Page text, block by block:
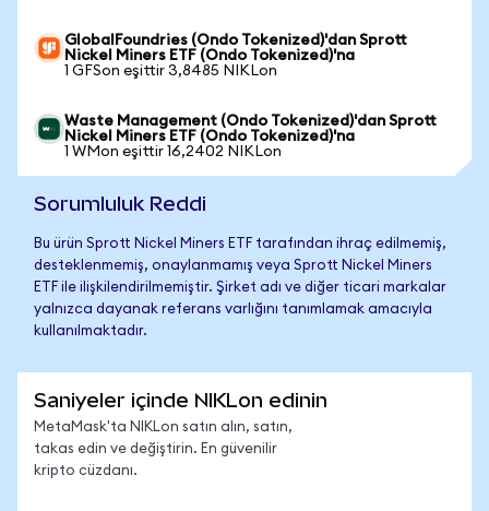
GlobalFoundries (Ondo Tokenized)'dan Sprott
Nickel Miners ETF (Ondo Tokenized)'na
1 GFSon eşittir 3,8485 NIKLon
Waste Management (Ondo Tokenized)'dan Sprott
Nickel Miners ETF (Ondo Tokenized)'na
1 WMon eşittir 16,2402 NIKLon
Sorumluluk Reddi
Bu ürün Sprott Nickel Miners ETF tarafından ihraç edilmemiş,
desteklenmemiş, onaylanmamış veya Sprott Nickel Miners
ETF ile ilişkilendirilmemiştir. Şirket adı ve diğer ticari markalar
yalnızca dayanak referans varlığını tanımlamak amacıyla
kullanılmaktadır.
Saniyeler içinde NIKLon edinin
MetaMask'ta NIKLon satın alın, satın,
takas edin ve değiştirin. En güvenilir
kripto cüzdanı.